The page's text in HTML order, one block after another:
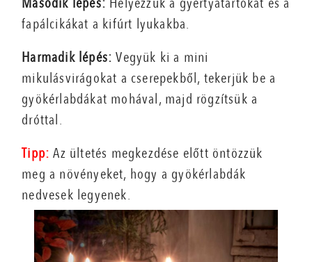
fapálcikákat a kifúrt lyukakba.
Harmadik lépés: Vegyük ki a mini
mikulásvirágokat a cserepekből, tekerjük be a
gyökérlabdákat mohával, majd rögzítsük a
dróttal.
Tipp: Az ültetés megkezdése előtt öntözzük
meg a növényeket, hogy a gyökérlabdák
nedvesek legyenek.